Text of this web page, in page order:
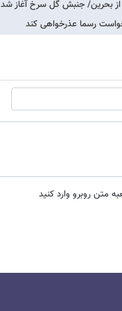
از بحرین/ جنبش گل سرخ آغاز شد
رسما عذرخواهی کند
متن روبرو وارد کنید